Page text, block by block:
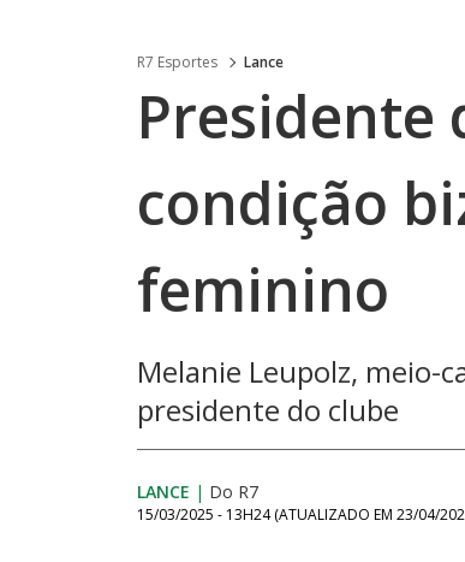
R7 Esportes Lance
Presidente
condição
feminino
Melanie Leupolz, meio-
presidente do clube
LANCE | Do R7
15/03/2025 - 13H24 (ATUALIZADO EM 23/04/